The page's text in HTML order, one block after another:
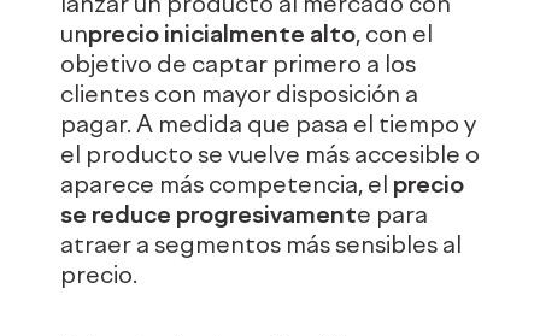
lanzar un producto al mercado con
unprecio inicialmente alto, con el
objetivo de captar primero a los
clientes con mayor disposición a
pagar. A medida que pasa el tiempo y
el producto se vuelve más accesible o
aparece más competencia, el precio
se reduce progresivamente para
atraer a segmentos más sensibles al
precio.